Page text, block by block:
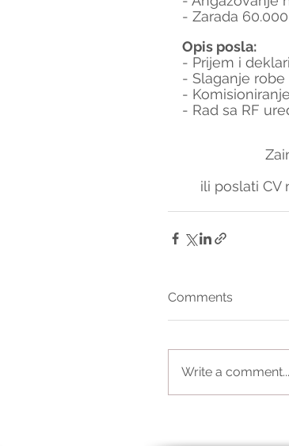
- Zarada
Opis posla:
- Prijem i
- Slaganje
-
- Rad sa RF
ili poslati CV
Comments
Write a comment...